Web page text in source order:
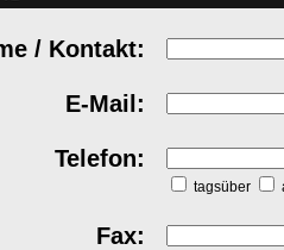
/ Kontakt:
E-Mail:
Telefon:
tagsüber
Fax: